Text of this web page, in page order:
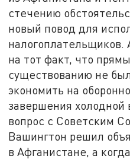
стечению
новый повод для
на тот факт, что
существованию не
экономить на
завершения холодной
вопрос с Советским
Вашингтон решил
в Афганистане, а